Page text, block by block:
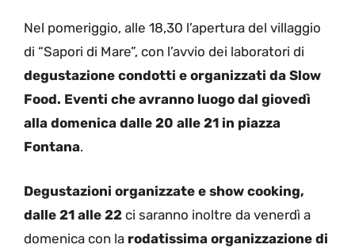
Nel pomeriggio, alle 18,30 l’apertura del villaggio
di “Sapori di Mare”, con l’avvio dei laboratori di
degustazione condotti e organizzati da Slow
Food. Eventi che avranno luogo dal giovedì
alla domenica dalle 20 alle 21 in piazza
Fontana.
Degustazioni organizzate e show cooking,
dalle 21 alle 22 ci saranno inoltre da venerdì a
domenica con la rodatissima organizzazione di